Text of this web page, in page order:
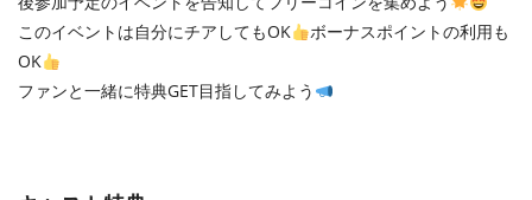
このイベントは自分にチアしてもOK
ボーナスポイントの利用も
OK
ファンと一緒に特典GET目指してみよう